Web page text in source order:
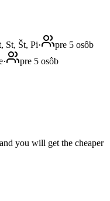
St, Št, Pi·
pre 5 osôb
·
pre 5 osôb
you will get the cheaper